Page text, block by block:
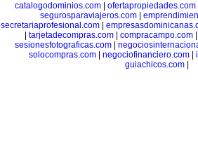
catalogodominios.com| ofertapropiedades.com
segurosparaviajeros.com
secretariaprofesional.com|
tarjetadecompras.com compracampo.com
sesionesfotograficas.com
solocompras.com| negociofinanciero.com|
guiachicos.com|